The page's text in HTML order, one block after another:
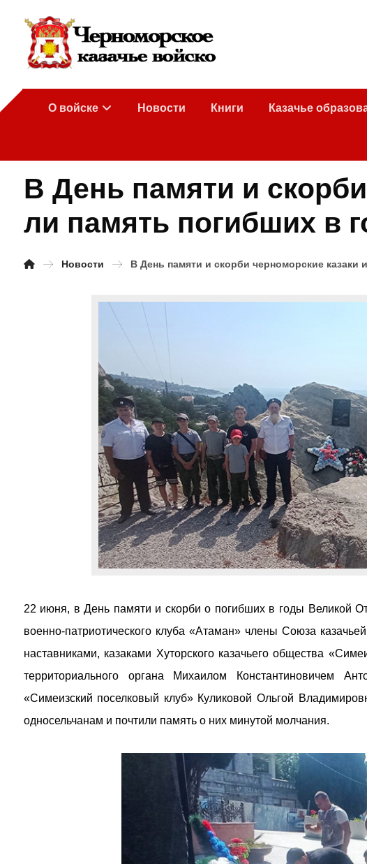
О войске Новости Книги Казачье
В День памяти и
ли память погибших в
Новости В День памяти и скорби черноморские
22 июня, в День памяти и скорби о погибших в годы Великой
военно-патриотического клуба «Атаман» члены Союза
наставниками, казаками Хуторского казачьего общества
территориального органа Михаилом
«Симеизский поселковый клуб» Куликовой Ольгой
односельчанам и почтили память о них минутой молчания.